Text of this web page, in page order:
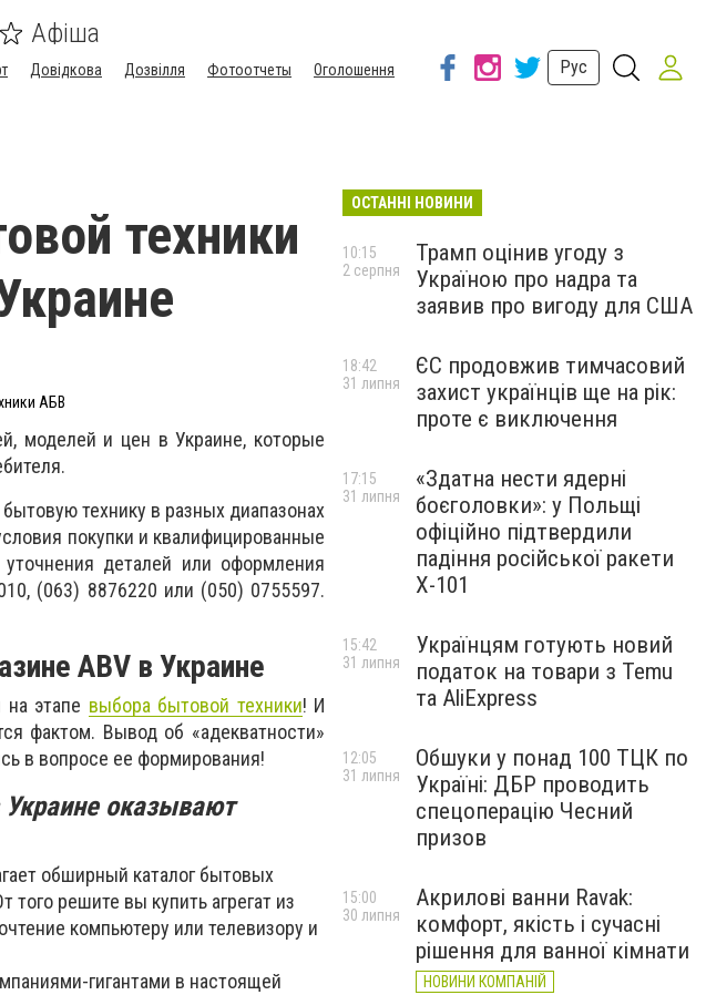
Афіша
Довідкова Дозвілля Фотоотчеты
Оголошення
Рус
техники
АБВ
моделей и цен в Украине, которые
технику в разных диапазонах
покупки и квалифицированные
деталей или оформления
(063) 8876220 или (050) 0755597.
ABV в Украине
этапе выбора бытовой техники! И
фактом. Вывод об «адекватности»
в вопросе ее формирования!
оказывают
обширный каталог бытовых
решите вы купить агрегат из
компьютеру или телевизору и
гигантами в настоящей
ОСТАННІ НОВИНИ
Трамп оцінив угоду з
Україною про надра та
заявив про вигоду для США
10:15
2 серпня
ЄС продовжив тимчасовий
захист українців ще на рік:
проте є виключення
18:42
31 липня
«Здатна нести ядерні
боєголовки»: у Польщі
офіційно підтвердили
падіння російської ракети
Х-101
17:15
31 липня
Українцям готують новий
податок на товари з Temu
та AliExpress
15:42
31 липня
Обшуки у понад 100 ТЦК по
Україні: ДБР проводить
спецоперацію Чесний
призов
12:05
31 липня
Акрилові ванни Ravak:
комфорт, якість і сучасні
рішення для ванної кімнати
НОВИНИ КОМПАНІЙ
15:00
30 липня